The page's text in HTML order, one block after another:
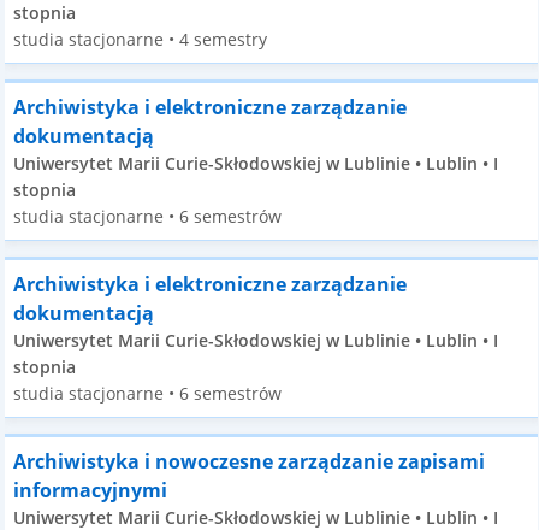
stopnia
studia stacjonarne • 4 semestry
Archiwistyka i elektroniczne zarządzanie
dokumentacją
Uniwersytet Marii Curie-Skłodowskiej w Lublinie • Lublin • I
stopnia
studia stacjonarne • 6 semestrów
Archiwistyka i elektroniczne zarządzanie
dokumentacją
Uniwersytet Marii Curie-Skłodowskiej w Lublinie • Lublin • I
stopnia
studia stacjonarne • 6 semestrów
Archiwistyka i nowoczesne zarządzanie zapisami
informacyjnymi
Uniwersytet Marii Curie-Skłodowskiej w Lublinie • Lublin • I